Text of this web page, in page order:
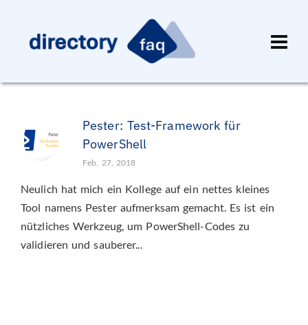
Pester: Test-Framework für
PowerShell
Feb. 27, 2018
Neulich hat mich ein Kollege auf ein nettes kleines
Tool namens Pester aufmerksam gemacht. Es ist ein
nützliches Werkzeug, um PowerShell-Codes zu
validieren und sauberer...